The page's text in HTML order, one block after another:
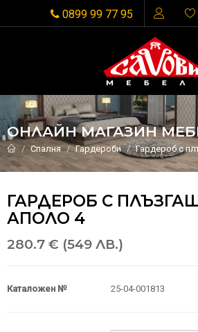
0899 99 77 95
ОНЛАЙН МАГАЗИН
Спалня Гардероби Гардероб с
ГАРДЕРОБ С
АПОЛО 4
280.7 € (549 ЛВ.)
Каталожен № 25-04-001813